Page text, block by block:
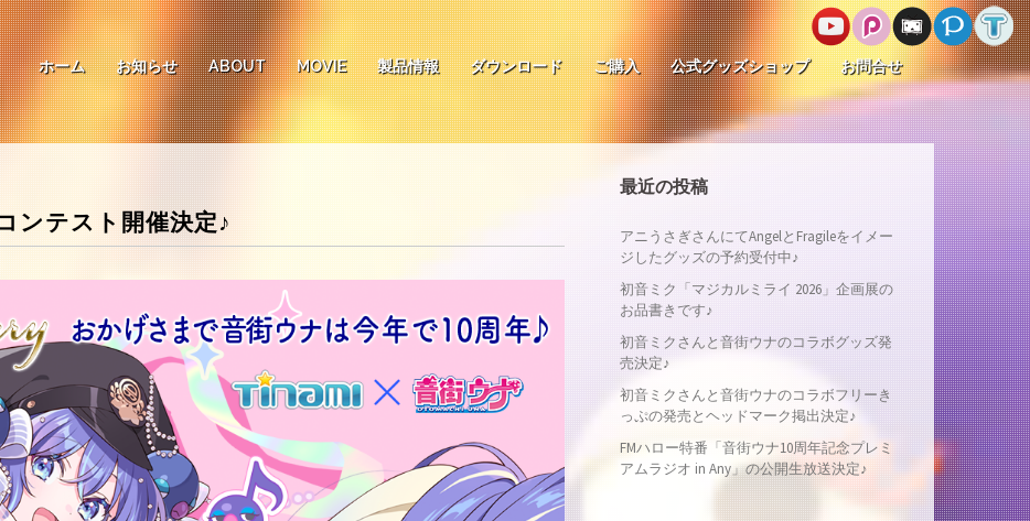
ホーム お知らせ ABOUT MOVIE 製品情報 ダウンロード ご購入 公式グッズショップ お問合せ
ンテスト開催決定♪
最近の投稿
アニうさぎさんにてAngelとFragileをイメー
ジしたグッズの予約受付中♪
初音ミク「マジカルミライ 2026」企画展の
お品書きです♪
初音ミクさんと音街ウナのコラボグッズ発
売決定♪
初音ミクさんと音街ウナのコラボフリーき
っぷの発売とヘッドマーク掲出決定♪
FMハロー特番「音街ウナ10周年記念プレミ
アムラジオ in Any」の公開生放送決定♪